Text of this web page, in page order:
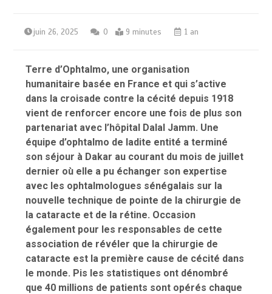
juin 26, 2025 0 9 minutes 1 an
Terre d’Ophtalmo, une organisation
humanitaire basée en France et qui s’active
dans la croisade contre la cécité depuis 1918
vient de renforcer encore une fois de plus son
partenariat avec l’hôpital Dalal Jamm. Une
équipe d’ophtalmo de ladite entité a terminé
son séjour à Dakar au courant du mois de juillet
dernier où elle a pu échanger son expertise
avec les ophtalmologues sénégalais sur la
nouvelle technique de pointe de la chirurgie de
la cataracte et de la rétine. Occasion
également pour les responsables de cette
association de révéler que la chirurgie de
cataracte est la première cause de cécité dans
le monde. Pis les statistiques ont dénombré
que 40 millions de patients sont opérés chaque